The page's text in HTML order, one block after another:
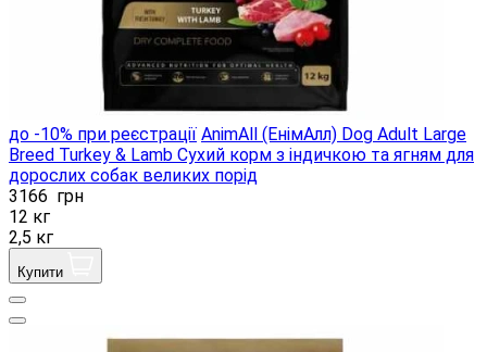
до -10% при реєстрації AnimAll (ЕнімАлл) Dog Adult Large
Breed Turkey & Lamb Сухий корм з індичкою та ягням для
дорослих собак великих порід
3166 грн
12 кг
2,5 кг
Купити